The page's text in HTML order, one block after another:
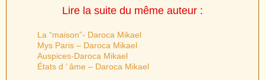
Lire la suite du même auteur :
La “maison”- Daroca Mikael
Mys Paris – Daroca Mikael
Auspices-Daroca Mikael
États d ’ âme – Daroca Mikael